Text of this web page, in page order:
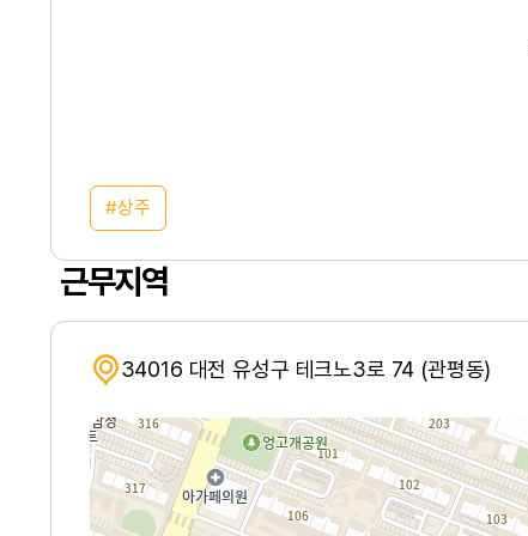
상주
근무지역
34016 대전 유성구 테크노3로 74 (관평동)